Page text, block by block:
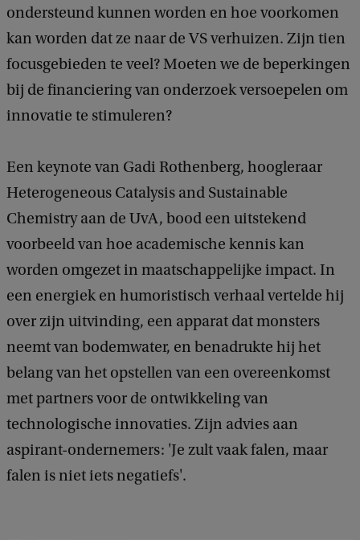
ondersteund kunnen worden en hoe voorkomen
kan worden dat ze naar de VS verhuizen. Zijn tien
focusgebieden te veel? Moeten we de beperkingen
bij de financiering van onderzoek versoepelen om
innovatie te stimuleren?
Een keynote van Gadi Rothenberg, hoogleraar
Heterogeneous Catalysis and Sustainable
Chemistry aan de UvA, bood een uitstekend
voorbeeld van hoe academische kennis kan
worden omgezet in maatschappelijke impact. In
een energiek en humoristisch verhaal vertelde hij
over zijn uitvinding, een apparat dat monsters
neemt van bodemwater, en benadrukte hij het
belang van het opstellen van een overeenkomst
met partners voor de ontwikkeling van
technologische innovaties. Zijn advies aan
aspirant-ondernemers: 'Je zult vaak falen, maar
falen is niet iets negatiefs'.